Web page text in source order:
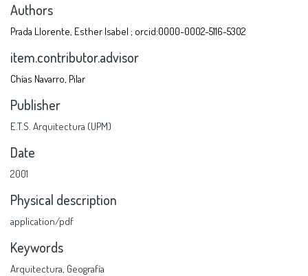
Authors
Prada Llorente, Esther Isabel ; orcid:0000-0002-5116-5302
item.contributor.advisor
Chías Navarro, Pilar
Publisher
E.T.S. Arquitectura (UPM)
Date
2001
Physical description
application/pdf
Keywords
Arquitectura, Geografía